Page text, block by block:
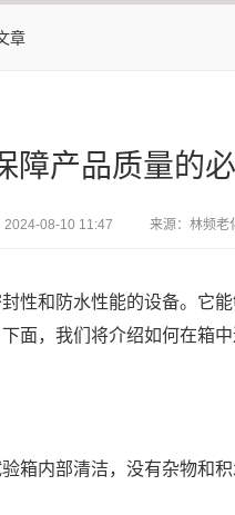
章
产品质量的
2024-08-10 11:47 来源：林频老
性和防水性能的设备。它
面，我们将介绍如何在箱中
内部清洁，没有杂物和积